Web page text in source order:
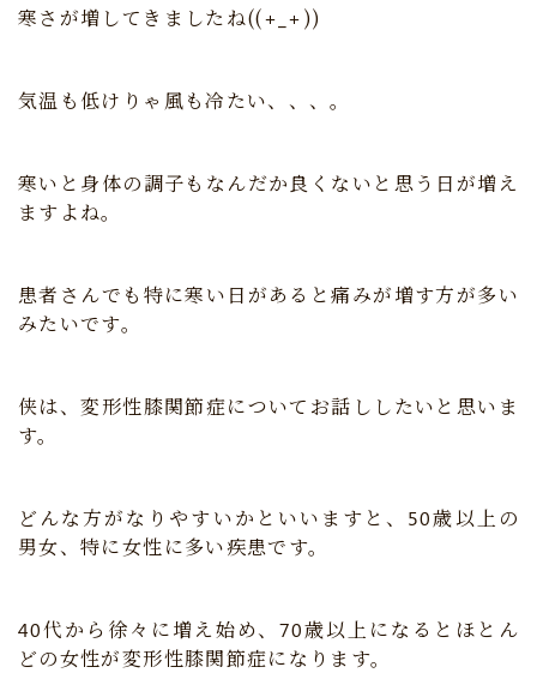
寒さが増してきましたね((+_+))
気温も低けりゃ風も冷たい、、、。
寒いと身体の調子もなんだか良くないと思う日が増え
ますよね。
患者さんでも特に寒い日があると痛みが増す方が多い
みたいです。
侠は、変形性膝関節症についてお話ししたいと思いま
す。
どんな方がなりやすいかといいますと、50歳以上の
男女、特に女性に多い疾患です。
40代から徐々に増え始め、70歳以上になるとほとん
どの女性が変形性膝関節症になります。